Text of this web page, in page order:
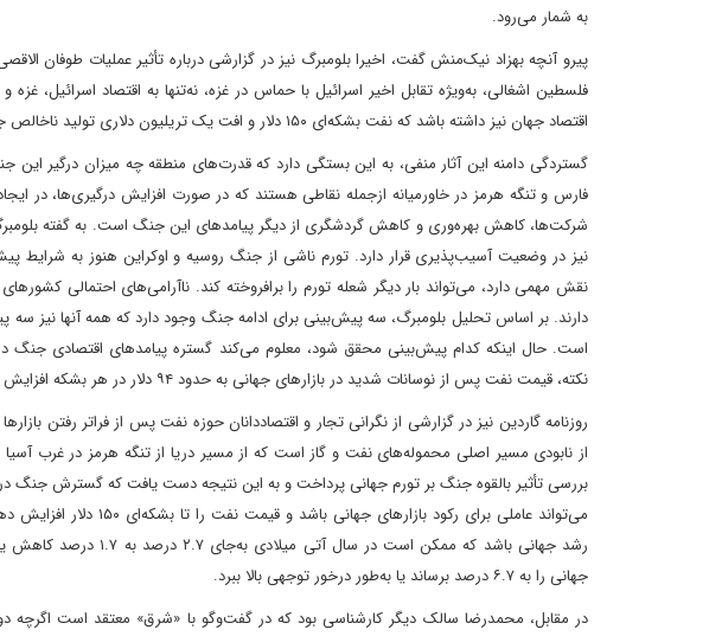
به شمار می‌رود.
پیرو آنچه بهزاد نیک‌منش گفت، اخیرا بلومبرگ نیز در گزارشی درباره تأثیر عملیات طوفان‌
فلسطین اشغالی، به‌ویژه تقابل اخیر اسرائیل با حماس در غزه، نه‌تنها به اقتصاد اسرائیل،
اقتصاد جهان نیز داشته باشد که نفت بشکه‌ای ۱۵۰ دلار و افت یک تریلیون دلاری تولید ناخالص جهان از‌جمله آنهاست.
گستردگی دامنه این آثار منفی، به این بستگی دارد که قدرت‌های منطقه چه میزان درگیر
فارس و تنگه هرمز در خاورمیانه از‌جمله نقاطی هستند که در صورت افزایش درگیری‌ها،
شرکت‌ها، کاهش بهره‌وری و کاهش گردشگری از دیگر پیامدهای این جنگ است. به گفته
نیز در وضعیت آسیب‌پذیری قرار دارد. تورم ناشی از جنگ روسیه و اوکراین هنوز به شرایط
نقش مهمی دارد، می‌تواند بار دیگر شعله تورم را برافروخته کند. ناآرامی‌های احتمالی
دارند. بر اساس تحلیل بلومبرگ، سه پیش‌بینی برای ادامه جنگ وجود دارد که همه آنها نیز سه
است. حال اینکه کدام پیش‌بینی محقق شود، معلوم می‌کند گستره پیامدهای اقتصادی جنگ
نکته، قیمت نفت پس از نوسانات شدید در بازارهای جهانی به حدود ۹۴ دلار در هر بشکه افزایش یافت.
روزنامه گاردین نیز در گزارشی از نگرانی تجار و اقتصاددانان حوزه نفت پس از فراتر رفتن
از نابودی مسیر اصلی محموله‌های نفت و گاز است که از مسیر دریا از تنگه هرمز در غرب
بررسی تأثیر بالقوه جنگ بر تورم جهانی پرداخت و به این نتیجه دست یافت که گسترش جنگ در
می‌تواند عاملی برای رکود
رشد جهانی باشد که ممکن
جهانی را به ۶.۷ درصد برساند یا به‌طور درخور توجهی بالا ببرد.
در مقابل، محمدرضا سالک دیگر کارشناسی بود که در گفت‌وگو با «شرق» معتقد است